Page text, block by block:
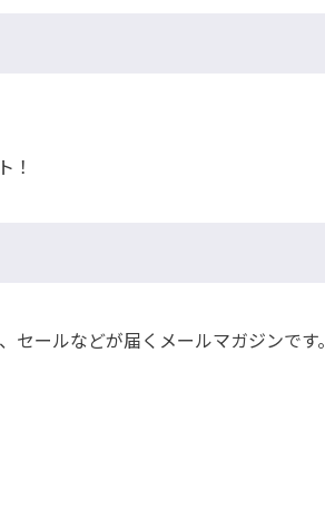
！
ールなどが届くメールマガジンです。